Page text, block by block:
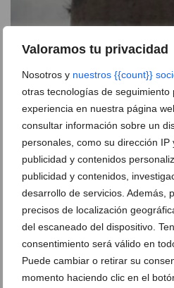
Valoramos tu privacidad
Nosotros y nuestros {{count}}
otras tecnologías de seguimiento
experiencia en nuestra página
consultar información sobre un
personales, como su dirección
publicidad y contenidos
publicidad y contenidos,
desarrollo de servicios. Además,
precisos de localización
del escaneado del dispositivo.
consentimiento será válido en
Puede cambiar o retirar su
momento haciendo clic en el
Gent de Dénia pide retirar
31 de julio de 2026